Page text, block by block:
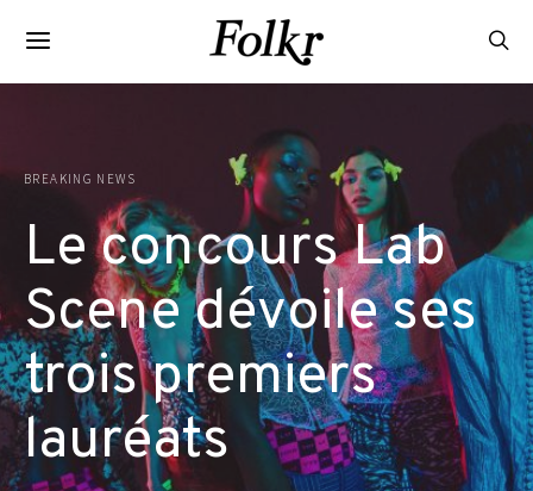
BREAKING NEWS
Le concours Lab
Scene dévoile ses
trois premiers
lauréats